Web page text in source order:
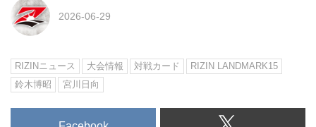
2026-06-29
RIZINニュース 大会情報 対戦カード
RIZIN LANDMARK15
鈴木博昭
宮川日向